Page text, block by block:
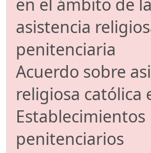
en el ámbito de la
asistencia
penitenciaria
Acuerdo sobre
religiosa católica
Establecimientos
penitenciarios